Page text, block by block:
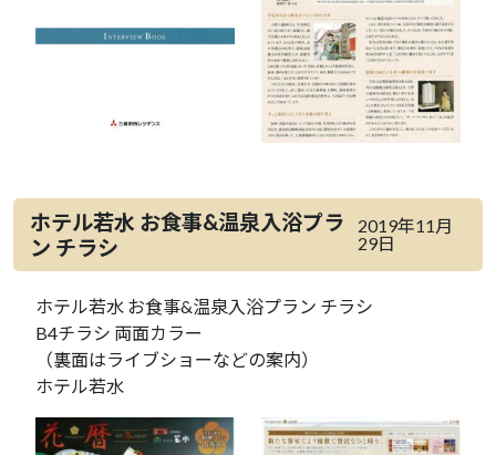
ホテル若水 お食事&温泉入浴プラ
ン チラシ
2019年11月
29日
ホテル若水 お食事&温泉入浴プラン チラシ
B4チラシ 両面カラー
（裏面はライブショーなどの案内）
ホテル若水